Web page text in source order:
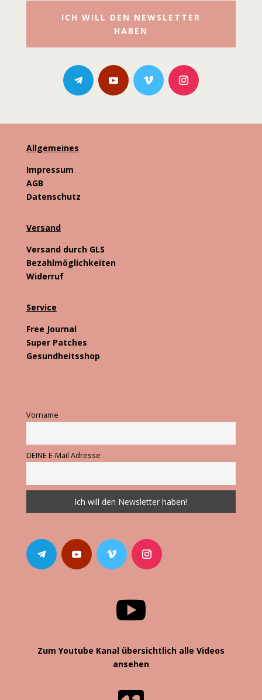
ICH WILL DEN NEWSLETTER
HABEN
Allgemeines
Impressum
AGB
Datenschutz
Versand
Versand durch GLS
Bezahlmöglichkeiten
Widerruf
Service
Free Journal
Super Patches
Gesundheitsshop
Vorname
DEINE E-Mail Adresse

Zum Youtube Kanal übersichtlich alle Videos
ansehen